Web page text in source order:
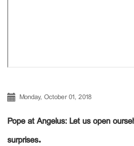
Monday, October 01, 2018
Pope at Angelus: Let us open
surprises’